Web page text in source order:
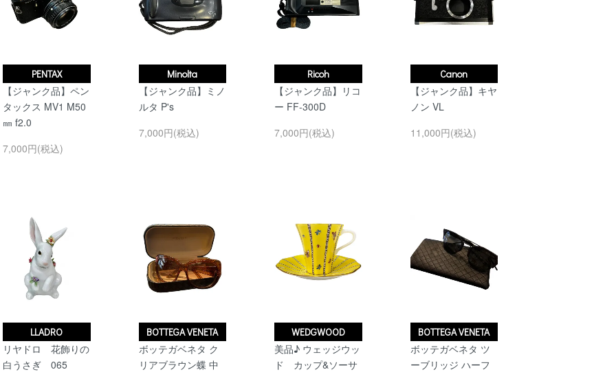
PENTAX
【ジャンク品】ペン
タックス MV1 M50
㎜ f2.0
7,000円(税込)
Minolta
【ジャンク品】ミノ
ルタ P's
7,000円(税込)
Ricoh
【ジャンク品】リコ
ー FF-300D
7,000円(税込)
Canon
【ジャンク品】キヤ
ノン VL
11,000円(税込)
LLADRO
リヤドロ 花飾りの
白うさぎ 065
BOTTEGA VENETA
ボッテガベネタ ク
リアブラウン蝶 中
WEDGWOOD
美品♪ ウェッジウッ
ド カップ&ソーサ
BOTTEGA VENETA
ボッテガベネタ ツ
ーブリッジ ハーフ